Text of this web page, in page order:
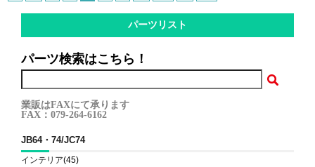
パーツリスト
パーツ検索はこちら！
業販はFAXにて承ります
FAX：079-264-6162
JB64・74/JC74
インテリア(45)